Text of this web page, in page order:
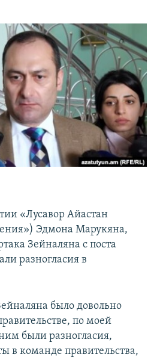
«Лусавор Айастан
Эдмона Марукяна,
Зейналяна с поста
разногласия в
было довольно
по моей
были разногласия,
в команде правительства,